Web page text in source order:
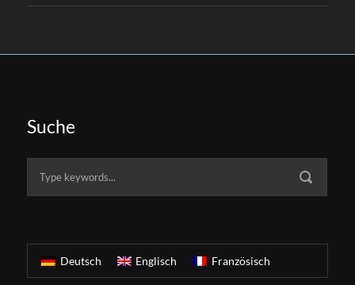
Suche
Deutsch Englisch Französisch